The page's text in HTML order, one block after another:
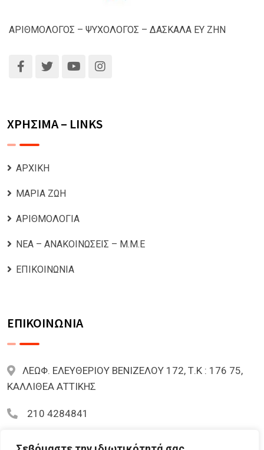
ΑΡΙΘΜΟΛΟΓΟΣ – ΨΥΧΟΛΟΓΟΣ – ΔΑΣΚΑΛΑ ΕΥ ΖΗΝ
ΧΡΗΣΙΜΑ – LINKS
ΑΡΧΙΚΗ
ΜΑΡΙΑ ΖΩΗ
ΑΡΙΘΜΟΛΟΓΙΑ
ΝΕΑ – ΑΝΑΚΟΙΝΩΣΕΙΣ – Μ.Μ.Ε
ΕΠΙΚΟΙΝΩΝΙΑ
ΕΠΙΚΟΙΝΩΝΙΑ
ΛΕΩΦ. ΕΛΕΥΘΕΡΙΟΥ ΒΕΝΙΖΕΛΟΥ 172, Τ.Κ : 176 75,
ΚΑΛΛΙΘΕΑ ΑΤΤΙΚΗΣ
210 4284841
mariazoi.powernumbers@gmail.com